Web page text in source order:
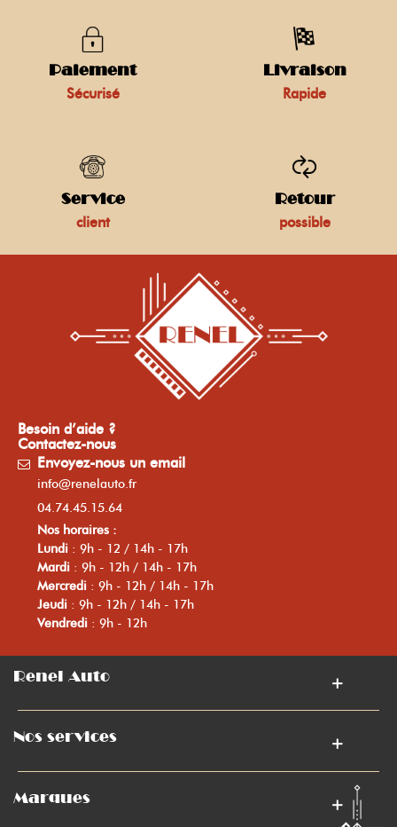
Paiement
Sécurisé
Livraison
Rapide
Service
client
Retour
possible
Besoin d’aide ?
Contactez-nous
Envoyez-nous un email
info@renelauto.fr
04.74.45.15.64
Nos horaires :
Lundi : 9h - 12 / 14h - 17h
Mardi : 9h - 12h / 14h - 17h
Mercredi : 9h - 12h / 14h - 17h
Jeudi : 9h - 12h / 14h - 17h
Vendredi : 9h - 12h
Renel Auto
Nos services
Marques